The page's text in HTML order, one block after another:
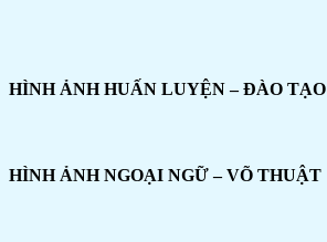
HÌNH ẢNH HUẤN LUYỆN – ĐÀO TẠO
HÌNH ẢNH NGOẠI NGỮ – VÕ THUẬT